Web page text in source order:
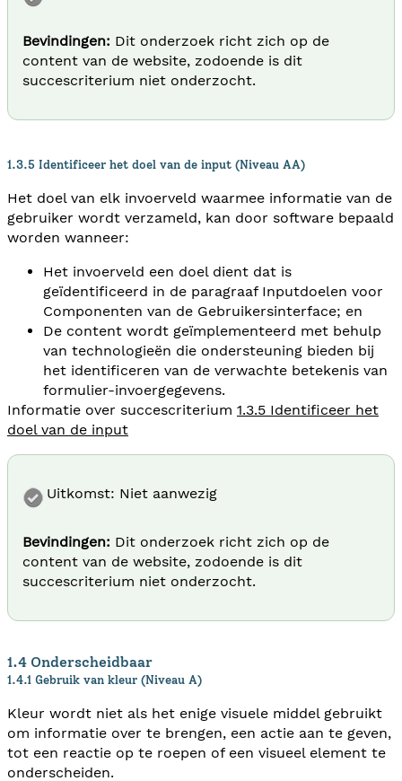
Bevindingen: Dit onderzoek richt zich op de
content van de website, zodoende is dit
succescriterium niet onderzocht.
1.3.5 Identificeer het doel van de input (Niveau AA)
Het doel van elk invoerveld waarmee informatie van de
gebruiker wordt verzameld, kan door software bepaald
worden wanneer:
Het invoerveld een doel dient dat is
geïdentificeerd in de paragraaf Inputdoelen voor
Componenten van de Gebruikersinterface; en
De content wordt geïmplementeerd met behulp
van technologieën die ondersteuning bieden bij
het identificeren van de verwachte betekenis van
formulier-invoergegevens.
Informatie over succescriterium 1.3.5 Identificeer het
doel van de input
Uitkomst: Niet aanwezig
Bevindingen: Dit onderzoek richt zich op de
content van de website, zodoende is dit
succescriterium niet onderzocht.
1.4 Onderscheidbaar
1.4.1 Gebruik van kleur (Niveau A)
Kleur wordt niet als het enige visuele middel gebruikt
om informatie over te brengen, een actie aan te geven,
tot een reactie op te roepen of een visueel element te
onderscheiden.